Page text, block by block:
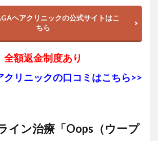
ヘアクリニックの公式サイトはこ
ちら
全額返金制度あり
クリニックの口コミはこちら>>
ン治療「Oops（ウープ